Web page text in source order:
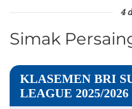
4
Simak